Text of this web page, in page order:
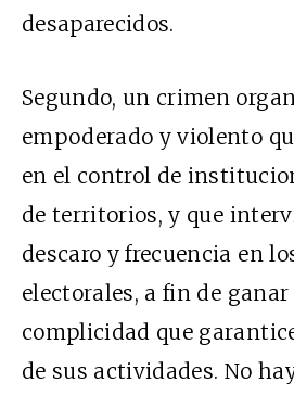
desaparecidos.
Segundo, un crimen
empoderado y violento
en el control de
de territorios, y que
descaro y frecuencia en
electorales, a fin de
complicidad que
de sus actividades. No